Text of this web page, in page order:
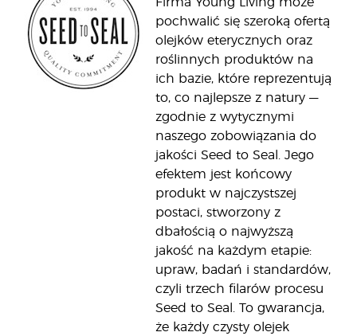
Firma Young Living może
pochwalić się szeroką ofertą
olejków eterycznych oraz
roślinnych produktów na
ich bazie, które reprezentują
to, co najlepsze z natury —
zgodnie z wytycznymi
naszego zobowiązania do
jakości Seed to Seal. Jego
efektem jest końcowy
produkt w najczystszej
postaci, stworzony z
dbałością o najwyższą
jakość na każdym etapie:
upraw, badań i standardów,
czyli trzech filarów procesu
Seed to Seal. To gwarancja,
że każdy czysty olejek